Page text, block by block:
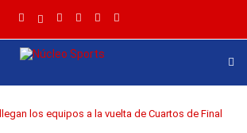
los equipos a la vuelta de Cuartos de Final